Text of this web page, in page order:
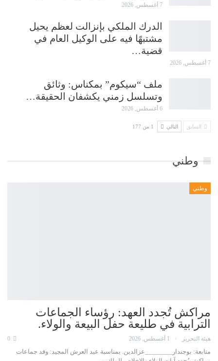
7 أغسطس, 2026
الدرك الملكي بإنزالت لعظم يحيل
مشتبهًا فيه على الوكيل العام في
قضية…
7 أغسطس, 2026
ملف “سيكوم” بمكناس: وثائق
وتسلسل زمني يكشفان الحقيقة…
6 أغسطس, 2026
السابق التالي 1 من 177
وطني
وطني
مراكش تُجدد العهد: رؤساء الجماعات
الترابية في طليعة حفل البيعة والولاء.
هيئة التحرير 1 أغسطس, 2026
متابعة: بوجندار________عزالدين. بمناسبة عيد العرش المجيد: وفد جماعات